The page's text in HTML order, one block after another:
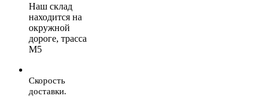
Наш склад
находится на
окружной
дороге, трасса
М5
Скорость
доставки.